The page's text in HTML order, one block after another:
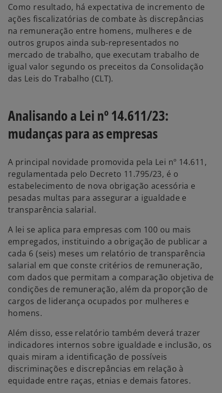
Como resultado, há expectativa de incremento de
ações fiscalizatórias de combate às discrepâncias
na remuneração entre homens, mulheres e de
outros grupos ainda sub-representados no
mercado de trabalho, que executam trabalho de
igual valor segundo os preceitos da Consolidação
das Leis do Trabalho (CLT).
Analisando a Lei nº 14.611/23:
mudanças para as empresas
A principal novidade promovida pela Lei nº 14.611,
regulamentada pelo Decreto 11.795/23, é o
estabelecimento de nova obrigação acessória e
pesadas multas para assegurar a igualdade e
transparência salarial.
A lei se aplica para empresas com 100 ou mais
empregados, instituindo a obrigação de publicar a
cada 6 (seis) meses um relatório de transparência
salarial em que conste critérios de remuneração,
com dados que permitam a comparação objetiva de
condições de remuneração, além da proporção de
cargos de liderança ocupados por mulheres e
homens.
Além disso, esse relatório também deverá trazer
indicadores internos sobre igualdade e inclusão, os
quais miram a identificação de possíveis
discriminações e discrepâncias em relação à
equidade entre raças, etnias e demais fatores.